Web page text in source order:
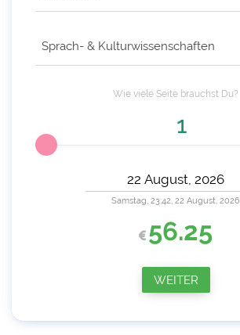
Sprach- & Kulturwissenschaften
Wie viele Seite brauchst Du?
56.25
Samstag, 23:42, 22 August, 2026
WEITER